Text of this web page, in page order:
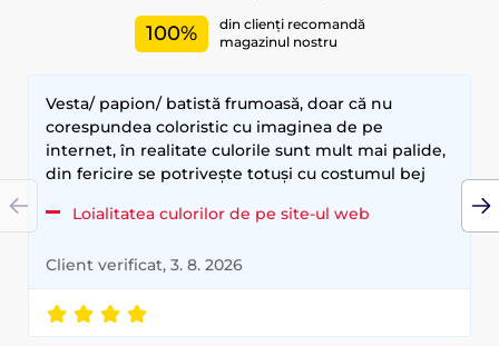
100%
din clienți recomandă
magazinul nostru
Vesta/ papion/ batistă frumoasă, doar că nu
corespundea coloristic cu imaginea de pe
internet, în realitate culorile sunt mult mai palide,
din fericire se potrivește totuși cu costumul bej
Loialitatea culorilor de pe site-ul web
Client verificat, 3. 8. 2026